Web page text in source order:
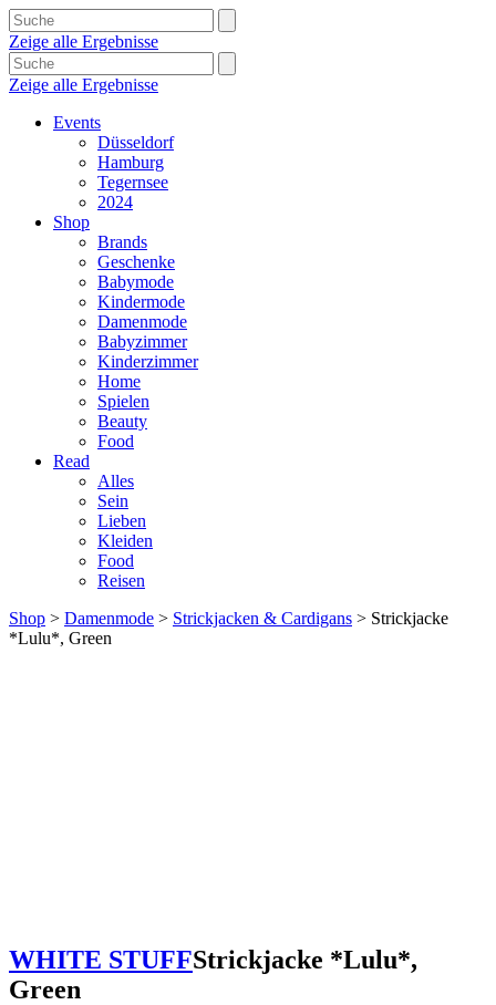
Zeige alle Ergebnisse
Zeige alle Ergebnisse
Events
Düsseldorf
Hamburg
Tegernsee
2024
Shop
Brands
Geschenke
Babymode
Kindermode
Damenmode
Babyzimmer
Kinderzimmer
Home
Spielen
Beauty
Food
Read
Alles
Sein
Lieben
Kleiden
Food
Reisen
Shop > Damenmode > Strickjacken & Cardigans > Strickjacke
*Lulu*, Green
WHITE STUFFStrickjacke *Lulu*,
Green